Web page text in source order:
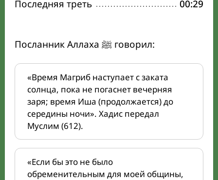
Последняя треть
00:29
Посланник Аллаха ﷺ говорил:
«Время Магриб наступает с заката
солнца, пока не погаснет вечерняя
заря; время Иша (продолжается) до
середины ночи». Хадис передал
Муслим (612).
«Если бы это не было
обременительным для моей общины,